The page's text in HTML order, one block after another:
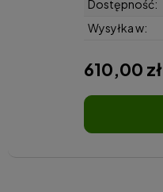
Dostępność:
Wysyłka w:
610,00 zł